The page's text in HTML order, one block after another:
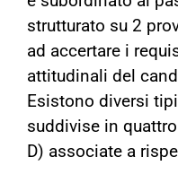
strutturato su 2
ad accertare i
attitudinali del
Esistono diversi
suddivise in
D) associate a